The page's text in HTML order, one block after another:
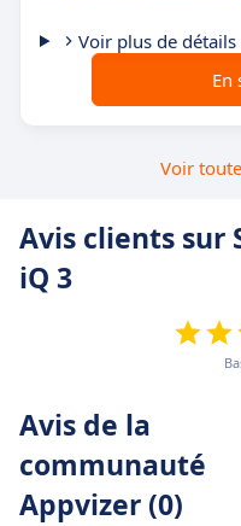
Voir plus de détails
En
Voir
Avis clients sur
iQ 3
Avis de la
communauté
Appvizer (0)